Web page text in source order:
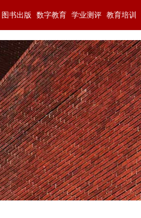
图书出版 数字教育 学业测评 教育培训